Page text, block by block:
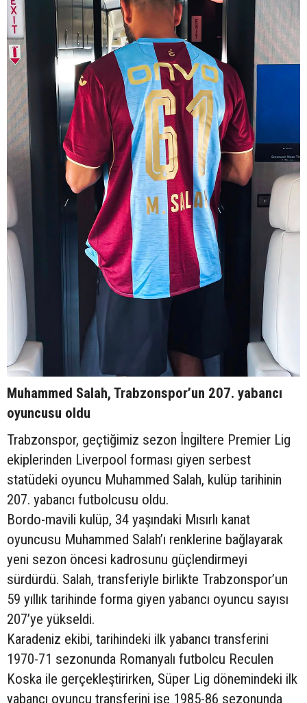
Muhammed Salah, Trabzonspor’un 207. yabancı
oyuncusu oldu
Trabzonspor, geçtiğimiz sezon İngiltere Premier Lig
ekiplerinden Liverpool forması giyen serbest
statüdeki oyuncu Muhammed Salah, kulüp tarihinin
207. yabancı futbolcusu oldu.
Bordo-mavili kulüp, 34 yaşındaki Mısırlı kanat
oyuncusu Muhammed Salah’ı renklerine bağlayarak
yeni sezon öncesi kadrosunu güçlendirmeyi
sürdürdü. Salah, transferiyle birlikte Trabzonspor’un
59 yıllık tarihinde forma giyen yabancı oyuncu sayısı
207’ye yükseldi.
Karadeniz ekibi, tarihindeki ilk yabancı transferini
1970-71 sezonunda Romanyalı futbolcu Reculen
Koska ile gerçekleştirirken, Süper Lig dönemindeki ilk
yabancı oyuncu transferini ise 1985-86 sezonunda